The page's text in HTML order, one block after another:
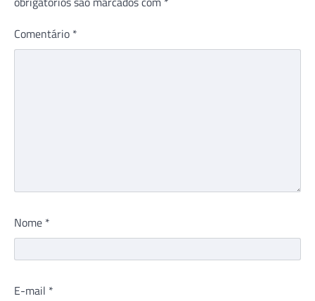
Comentário *
Nome *
E-mail *